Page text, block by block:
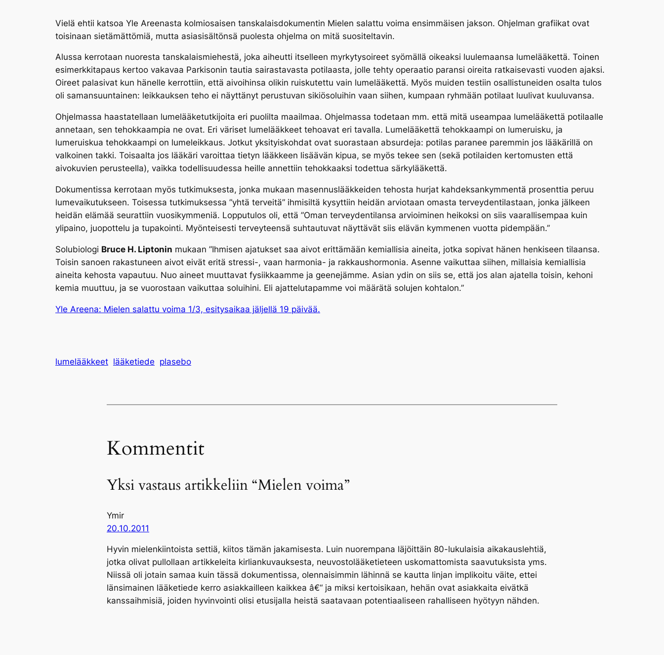
Vielä ehtii katsoa Yle Areenasta kolmiosaisen tanskalaisdokumentin Mielen salattu voima ensimmäisen jakson. Ohjelman grafiikat ovat
toisinaan sietämättömiä, mutta asiasisältönsä puolesta ohjelma on mitä suositeltavin.
Alussa kerrotaan nuoresta tanskalaismiehestä, joka aiheutti itselleen myrkytysoireet syömällä oikeaksi luulemaansa lumelääkettä. Toinen
esimerkkitapaus kertoo vakavaa Parkisonin tautia sairastavasta potilaasta, jolle tehty operaatio paransi oireita ratkaisevasti vuoden ajaksi.
Oireet palasivat kun hänelle kerrottiin, että aivoihinsa olikin ruiskutettu vain lumelääkettä. Myös muiden testiin osallistuneiden osalta tulos
oli samansuuntainen: leikkauksen teho ei näyttänyt perustuvan sikiösoluihin vaan siihen, kumpaan ryhmään potilaat luulivat kuuluvansa.
Ohjelmassa haastatellaan lumelääketutkijoita eri puolilta maailmaa. Ohjelmassa todetaan mm. että mitä useampaa lumelääkettä potilaalle
annetaan, sen tehokkaampia ne ovat. Eri väriset lumelääkkeet tehoavat eri tavalla. Lumelääkettä tehokkaampi on lumeruisku, ja
lumeruiskua tehokkaampi on lumeleikkaus. Jotkut yksityiskohdat ovat suorastaan absurdeja: potilas paranee paremmin jos lääkärillä on
valkoinen takki. Toisaalta jos lääkäri varoittaa tietyn lääkkeen lisäävän kipua, se myös tekee sen (sekä potilaiden kertomusten että
aivokuvien perusteella), vaikka todellisuudessa heille annettiin tehokkaaksi todettua särkylääkettä.
Dokumentissa kerrotaan myös tutkimuksesta, jonka mukaan masennuslääkkeiden tehosta hurjat kahdeksankymmentä prosenttia peruu
lumevaikutukseen. Toisessa tutkimuksessa ”yhtä terveitä” ihmisiltä kysyttiin heidän arviotaan omasta terveydentilastaan, jonka jälkeen
heidän elämää seurattiin vuosikymmeniä. Lopputulos oli, että ”Oman terveydentilansa arvioiminen heikoksi on siis vaarallisempaa kuin
ylipaino, juopottelu ja tupakointi. Myönteisesti terveyteensä suhtautuvat näyttävät siis elävän kymmenen vuotta pidempään.”
Solubiologi Bruce H. Liptonin mukaan ”Ihmisen ajatukset saa aivot erittämään kemiallisia aineita, jotka sopivat hänen henkiseen tilaansa.
Toisin sanoen rakastuneen aivot eivät eritä stressi-, vaan harmonia- ja rakkaushormonia. Asenne vaikuttaa siihen, millaisia kemiallisia
aineita kehosta vapautuu. Nuo aineet muuttavat fysiikkaamme ja geenejämme. Asian ydin on siis se, että jos alan ajatella toisin, kehoni
kemia muuttuu, ja se vuorostaan vaikuttaa soluihini. Eli ajattelutapamme voi määrätä solujen kohtalon.”
Yle Areena: Mielen salattu voima 1/3, esitysaikaa jäljellä 19 päivää.
lumelääkkeet lääketiede plasebo
Kommentit
Yksi vastaus artikkeliin “Mielen voima”
Ymir
20.10.2011
Hyvin mielenkiintoista settiä, kiitos tämän jakamisesta. Luin nuorempana läjöittäin 80-lukulaisia aikakauslehtiä,
jotka olivat pullollaan artikkeleita kirliankuvauksesta, neuvostolääketieteen uskomattomista saavutuksista yms.
Niissä oli jotain samaa kuin tässä dokumentissa, olennaisimmin lähinnä se kautta linjan implikoitu väite, ettei
länsimainen lääketiede kerro asiakkailleen kaikkea â€“ ja miksi kertoisikaan, hehän ovat asiakkaita eivätkä
kanssaihmisiä, joiden hyvinvointi olisi etusijalla heistä saatavaan potentiaaliseen rahalliseen hyötyyn nähden.